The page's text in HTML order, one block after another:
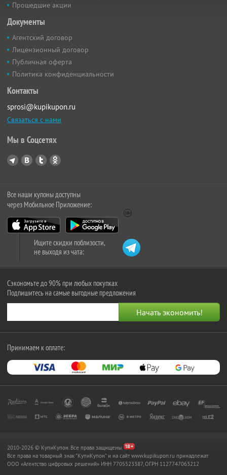
Прошедшие акции
Документы
Агентский договор
Лицензионный договор
Публичная оферта
Политика конфиденциальности
Контакты
sprosi@kupikupon.ru
Связаться с нами
Мы в Соцсетях
Все наши купоны доступны
через Мобильное Приложение:
Ищите скидки поблизости,
не выходя из чата:
Сэкономьте до 90% при любых покупках
Подпишитесь на самые выгодные предложения
Принимаем к оплате:
2010-2026 © КупиКупон. Все права защищены.
Все права на товарный знак "КупиКупон" и на сайт www.kupikupon.ru принадлежат
OOO «Агентство цифровых решений» ИНН 7705523387, ОГРН 1127747063212